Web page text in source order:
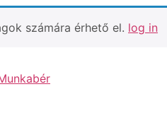
számára érhető el. log in